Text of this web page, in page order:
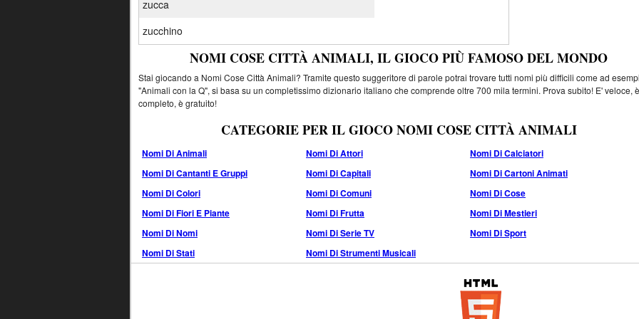
zucca
zucchino
NOMI COSE CITTÀ ANIMALI, IL GIOCO PIÙ FAMOSO DEL MONDO
Stai giocando a Nomi Cose Città Animali? Tramite questo suggeritore di parole potrai trovare tutti nomi più difficili come ad
"Animali con la Q", si basa su un completissimo dizionario italiano che comprende oltre 700 mila termini. Prova subito! E' veloce, è
completo, è gratuito!
CATEGORIE PER IL GIOCO NOMI COSE CITTÀ ANIMALI
Nomi Di Animali Nomi Di Attori
Nomi Di Calciatori
Nomi Di Cantanti E Gruppi
Nomi Di Capitali
Nomi Di Cartoni Animati
Nomi Di Colori
Nomi Di Comuni
Nomi Di Cose
Nomi Di Fiori E Piante
Nomi Di Frutta
Nomi Di Mestieri
Nomi Di Nomi
Nomi Di Serie TV
Nomi Di Sport
Nomi Di Stati
Nomi Di Strumenti Musicali